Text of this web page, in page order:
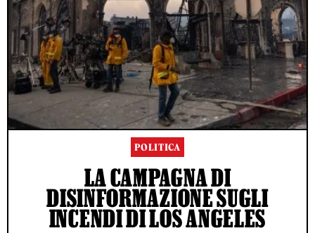
POLITICA
LA CAMPAGNA DI
DISINFORMAZIONE SUGLI
INCENDI DI LOS ANGELES